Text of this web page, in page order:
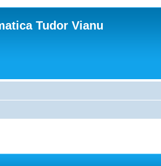
Tudor Vianu